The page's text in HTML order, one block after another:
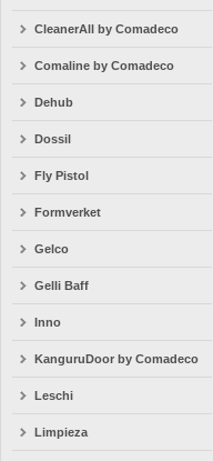
CleanerAll by Comadeco
Comaline by Comadeco
Dehub
Dossil
Fly Pistol
Formverket
Gelco
Gelli Baff
Inno
KanguruDoor by Comadeco
Leschi
Limpieza